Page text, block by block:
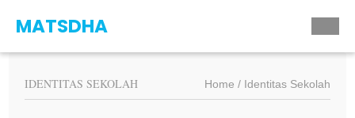
MATSDHA
IDENTITAS SEKOLAH Home Identitas Sekolah